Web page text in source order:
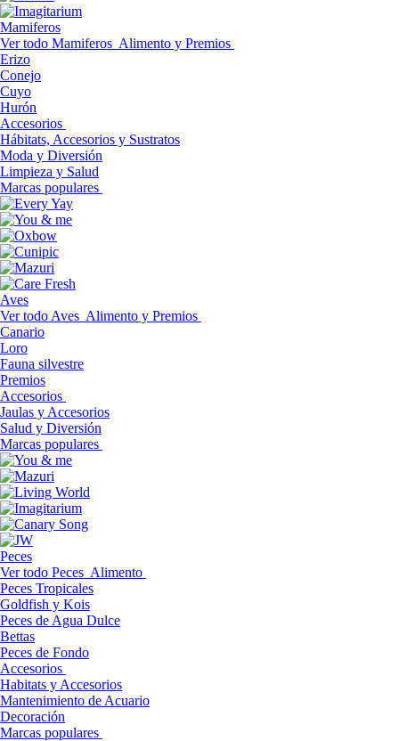
Mamiferos
Ver todo Mamiferos Alimento y Premios
Erizo
Conejo
Cuyo
Hurón
Accesorios
Hábitats, Accesorios y Sustratos
Moda y Diversión
Limpieza y Salud
Marcas populares
Aves
Ver todo Aves Alimento y Premios
Canario
Loro
Fauna silvestre
Premios
Accesorios
Jaulas y Accesorios
Salud y Diversión
Marcas populares
Peces
Ver todo Peces Alimento
Peces Tropicales
Goldfish y Kois
Peces de Agua Dulce
Bettas
Peces de Fondo
Accesorios
Habitats y Accesorios
Mantenimiento de Acuario
Decoración
Marcas populares